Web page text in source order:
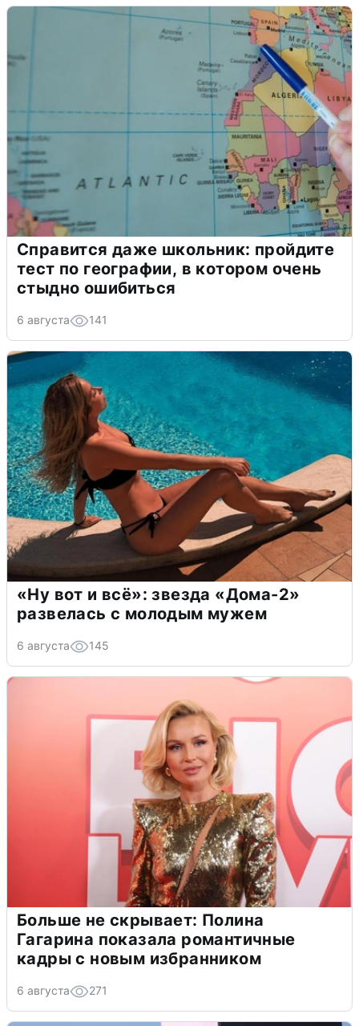
Справится даже школьник: пройдите
тест по географии, в котором очень
стыдно ошибиться
6 августа 141
«Ну вот и всё»: звезда «Дома-2»
развелась с молодым мужем
6 августа 145
Больше не скрывает: Полина
Гагарина показала романтичные
кадры с новым избранником
6 августа 271